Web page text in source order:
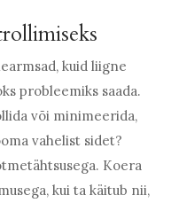
kuid liigne
probleemiks saada.
või minimeerida,
vahelist sidet?
Koera
kui ta käitub nii,